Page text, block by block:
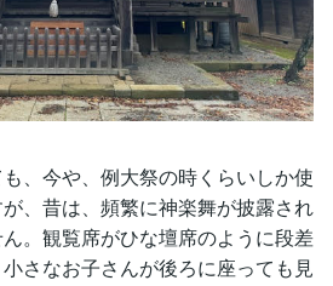
、今や、例大祭の時くらいしか使
、昔は、頻繁に神楽舞が披露され
。観覧席がひな壇席のように段差
さなお子さんが後ろに座っても見